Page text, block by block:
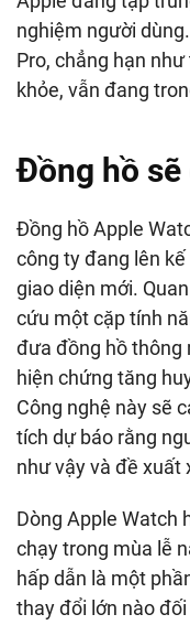
nghiệm người
Pro, chẳng hạn
khỏe, vẫn đang
Đồng hồ
Đồng hồ Apple
công ty đang lên
giao diện mới.
cứu một cặp tính
đưa đồng hồ thông
hiện chứng tăng
Công nghệ này sẽ
tích dự báo rằng
như vậy và đề xuất
Dòng Apple Watch
chạy trong mùa lễ
hấp dẫn là một
thay đổi lớn nào